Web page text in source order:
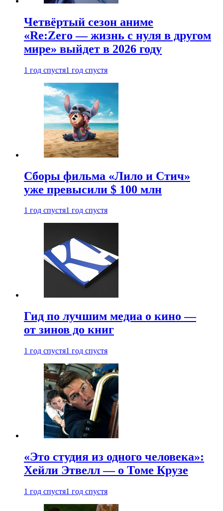
Четвёртый сезон аниме
«Re:Zero — жизнь с нуля в другом
мире» выйдет в 2026 году
1 год спустя1 год спустя
Сборы фильма «Лило и Стич»
уже превысили $ 100 млн
1 год спустя1 год спустя
Гид по лучшим медиа о кино —
от зинов до книг
1 год спустя1 год спустя
«Это студия из одного человека»:
Хейли Этвелл — о Томе Крузе
1 год спустя1 год спустя